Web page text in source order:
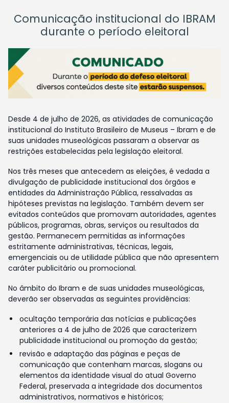
Comunicação institucional do IBRAM
durante o período eleitoral
Desde 4 de julho de 2026, as atividades de comunicação
institucional do Instituto Brasileiro de Museus – Ibram e de
suas unidades museológicas passaram a observar as
restrições estabelecidas pela legislação eleitoral.
Nos três meses que antecedem as eleições, é vedada a
divulgação de publicidade institucional dos órgãos e
entidades da Administração Pública, ressalvadas as
hipóteses previstas na legislação. Também devem ser
evitados conteúdos que promovam autoridades, agentes
públicos, programas, obras, serviços ou resultados da
gestão. Permanecem permitidas as informações
estritamente administrativas, técnicas, legais,
emergenciais ou de utilidade pública que não apresentem
caráter publicitário ou promocional.
No âmbito do Ibram e de suas unidades museológicas,
deverão ser observadas as seguintes providências:
ocultação temporária das notícias e publicações
anteriores a 4 de julho de 2026 que caracterizem
publicidade institucional ou promoção da gestão;
revisão e adaptação das páginas e peças de
comunicação que contenham marcas, slogans ou
elementos da identidade visual do atual Governo
Federal, preservada a integridade dos documentos
administrativos, normativos e históricos;